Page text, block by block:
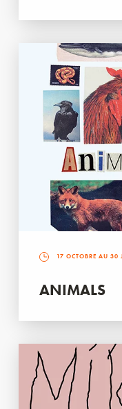
17 OCTOBRE AU 30
ANIMALS